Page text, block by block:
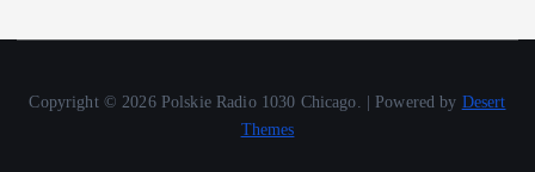
Copyright © 2026 Polskie Radio 1030 Chicago. | Powered by Desert
Themes